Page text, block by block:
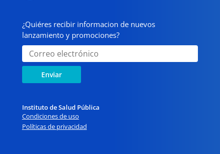
¿Quiéres recibir informacion de nuevos
lanzamiento y promociones?
Enviar
Instituto de Salud Pública
Condiciones de uso
Políticas de privacidad